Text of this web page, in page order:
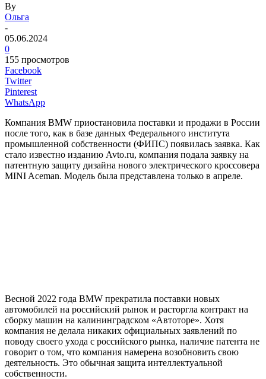
By
Ольга
-
05.06.2024
0
155 просмотров
Facebook
Twitter
Pinterest
WhatsApp
Компания BMW приостановила поставки и продажи в России
после того, как в базе данных Федерального института
промышленной собственности (ФИПС) появилась заявка. Как
стало известно изданию Avto.ru, компания подала заявку на
патентную защиту дизайна нового электрического кроссовера
MINI Aceman. Модель была представлена только в апреле.
Весной 2022 года BMW прекратила поставки новых
автомобилей на российский рынок и расторгла контракт на
сборку машин на калининградском «Автоторе». Хотя
компания не делала никаких официальных заявлений по
поводу своего ухода с российского рынка, наличие патента не
говорит о том, что компания намерена возобновить свою
деятельность. Это обычная защита интеллектуальной
собственности.